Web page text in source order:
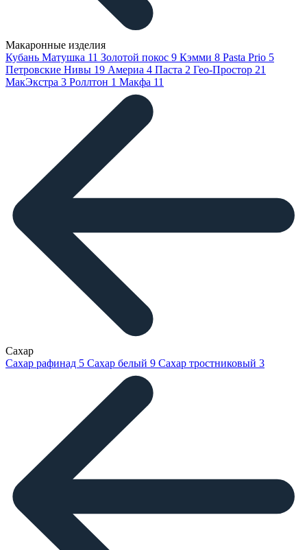
Макаронные изделия
Кубань Матушка 11 Золотой покос 9 Кэмми 8 Pasta Prio 5
Петровские Нивы 19 Америа 4 Паста 2 Гео-Простор 21
МакЭкстра 3 Роллтон 1 Макфа 11
Сахар
Сахар рафинад 5 Сахар белый 9 Сахар тростниковый 3